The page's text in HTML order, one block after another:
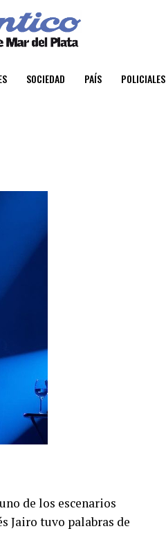
SOCIEDAD PAÍS POLICIALES
de los escenarios
Jairo tuvo palabras de